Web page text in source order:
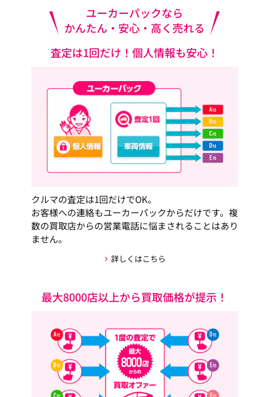
ユーカーパックなら
かんたん・安心・高く売れる
査定は1回だけ！個人情報も安心！
クルマの査定は1回だけでOK。
お客様への連絡もユーカーパックからだけです。複
数の買取店からの営業電話に悩まされることはあり
ません。
詳しくはこちら
最大8000店以上から買取価格が提示！